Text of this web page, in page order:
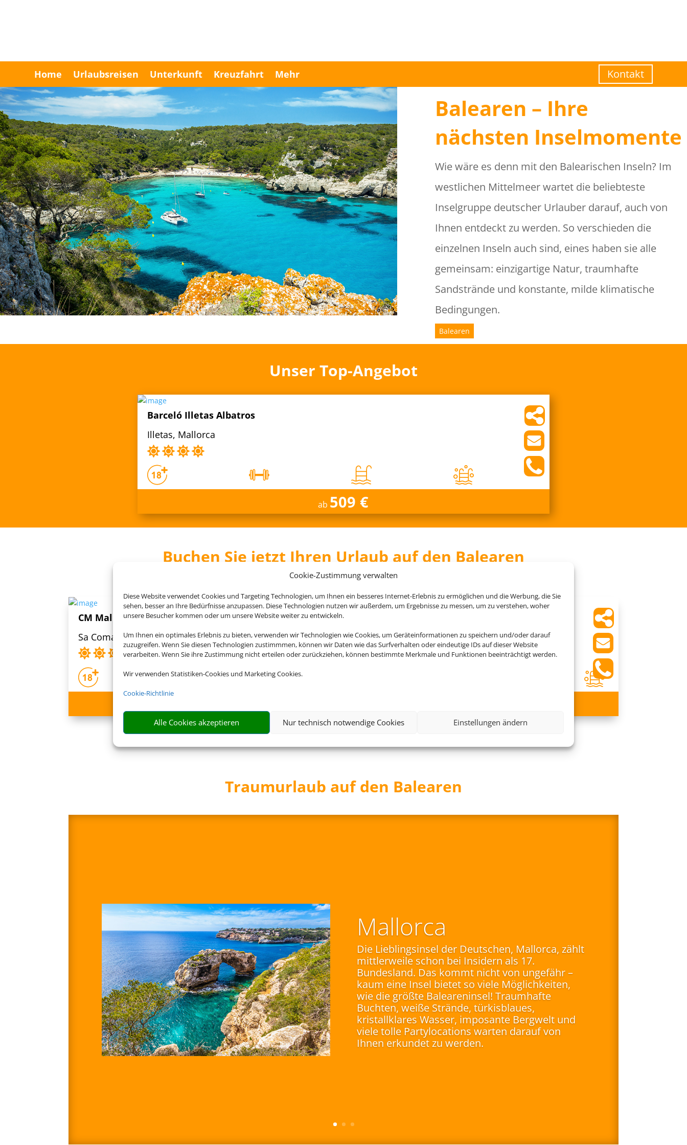
Cookie-Zustimmung verwalten
Diese Website verwendet Cookies und Targeting Technologien, um Ihnen ein besseres Internet-Erlebnis zu ermöglichen und die Werbung, die Sie
sehen, besser an Ihre Bedürfnisse anzupassen. Diese Technologien nutzen wir außerdem, um Ergebnisse zu messen, um zu verstehen, woher
unsere Besucher kommen oder um unsere Website weiter zu entwickeln.
Um Ihnen ein optimales Erlebnis zu bieten, verwenden wir Technologien wie Cookies, um Geräteinformationen zu speichern und/oder darauf
zuzugreifen. Wenn Sie diesen Technologien zustimmmen, können wir Daten wie das Surfverhalten oder eindeutige IDs auf dieser Website
verarbeiten. Wenn Sie ihre Zustimmung nicht erteilen oder zurückziehen, können bestimmte Merkmale und Funktionen beeinträchtigt werden.
Wir verwenden Statistiken-Cookies und Marketing Cookies.
Cookie-Richtlinie
Alle Cookies akzeptieren Nur technisch notwendige Cookies Einstellungen ändern
Home Urlaubsreisen Unterkunft Kreuzfahrt Mehr Kontakt
Balearen – Ihre
nächsten Inselmomente
Wie wäre es denn mit den Balearischen Inseln? Im
westlichen Mittelmeer wartet die beliebteste
Inselgruppe deutscher Urlauber darauf, auch von
Ihnen entdeckt zu werden. So verschieden die
einzelnen Inseln auch sind, eines haben sie alle
gemeinsam: einzigartige Natur, traumhafte
Sandstrände und konstante, milde klimatische
Bedingungen.
Balearen
Unser Top-Angebot
Barceló Illetas Albatros
Illetas, Mallorca
ab 509 €
Buchen Sie jetzt Ihren Urlaub auf den Balearen
CM Mallorca Palace
Sa Coma, Mallorca
Zafiro Can Picafort
Can Picafort, Mallorca
Can Picafort, Mallorca
Traumurlaub auf den Balearen
Mallorca
Die Lieblingsinsel der Deutschen, Mallorca, zählt
mittlerweile schon bei Insidern als 17.
Bundesland. Das kommt nicht von ungefähr –
kaum eine Insel bietet so viele Möglichkeiten,
wie die größte Baleareninsel! Traumhafte
Buchten, weiße Strände, türkisblaues,
kristallklares Wasser, imposante Bergwelt und
viele tolle Partylocations warten darauf von
Ihnen erkundet zu werden.